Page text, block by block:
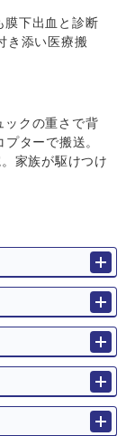
膜下出血と診断
き添い医療搬
ックの重さで背
ターで搬送。
家族が駆けつけ